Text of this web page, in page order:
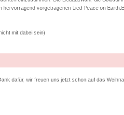
vorgetragenen Lied Peace on
mit dabei sein)
dafür, wir freuen uns jetzt schon auf das